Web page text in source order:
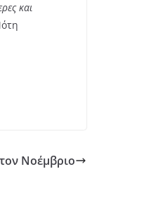
και
Νοέμβριο